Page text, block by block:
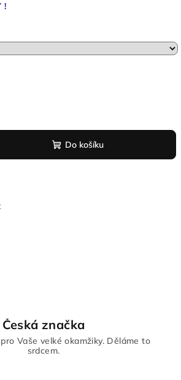
!
Do košíku
Česká značka
Vaše velké okamžiky. Děláme to
srdcem.